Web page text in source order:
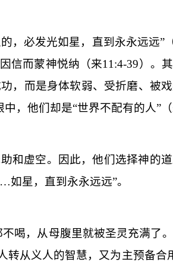
，必发光如星，直到永永远远”
信而蒙神悦纳（来11:4-39）。
，而是身体软弱、受折磨、被
，他们却是“世界不配有的人”（
和虚空。因此，他们选择神的
如星，直到永永远远”。
喝，从母腹里就被圣灵充满了
转从义人的智慧，又为主预备合